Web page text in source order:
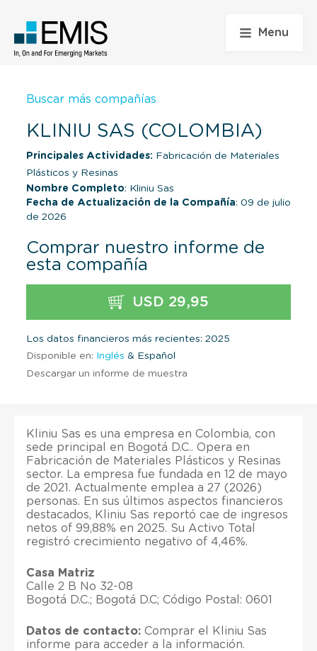
Menu
Buscar más compañías
KLINIU SAS (COLOMBIA)
Principales Actividades: Fabricación de Materiales
Plásticos y Resinas
Nombre Completo: Kliniu Sas
Fecha de Actualización de la Compañía: 09 de julio
de 2026
Comprar nuestro informe de
esta compañía
USD 29,95
Los datos financieros más recientes: 2025
Disponible en: Inglés & Español
Descargar un informe de muestra
Kliniu Sas es una empresa en Colombia, con
sede principal en Bogotá D.C.. Opera en
Fabricación de Materiales Plásticos y Resinas
sector. La empresa fue fundada en 12 de mayo
de 2021. Actualmente emplea a 27 (2026)
personas. En sus últimos aspectos financieros
destacados, Kliniu Sas reportó cae de ingresos
netos of 99,88% en 2025. Su Activo Total
registró crecimiento negativo of 4,46%.
Casa Matriz
Calle 2 B No 32-08
Bogotá D.C.; Bogotá D.C; Código Postal: 0601
Datos de contacto: Comprar el Kliniu Sas
informe para acceder a la información.